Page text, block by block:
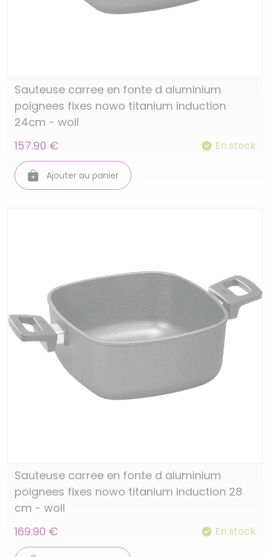
Sauteuse carree en fonte d aluminium
poignees fixes nowo titanium induction
24cm - woll
157.90 €
En stock
Ajouter au panier
Sauteuse carree en fonte d aluminium
poignees fixes nowo titanium induction 28
cm - woll
169.90 €
En stock